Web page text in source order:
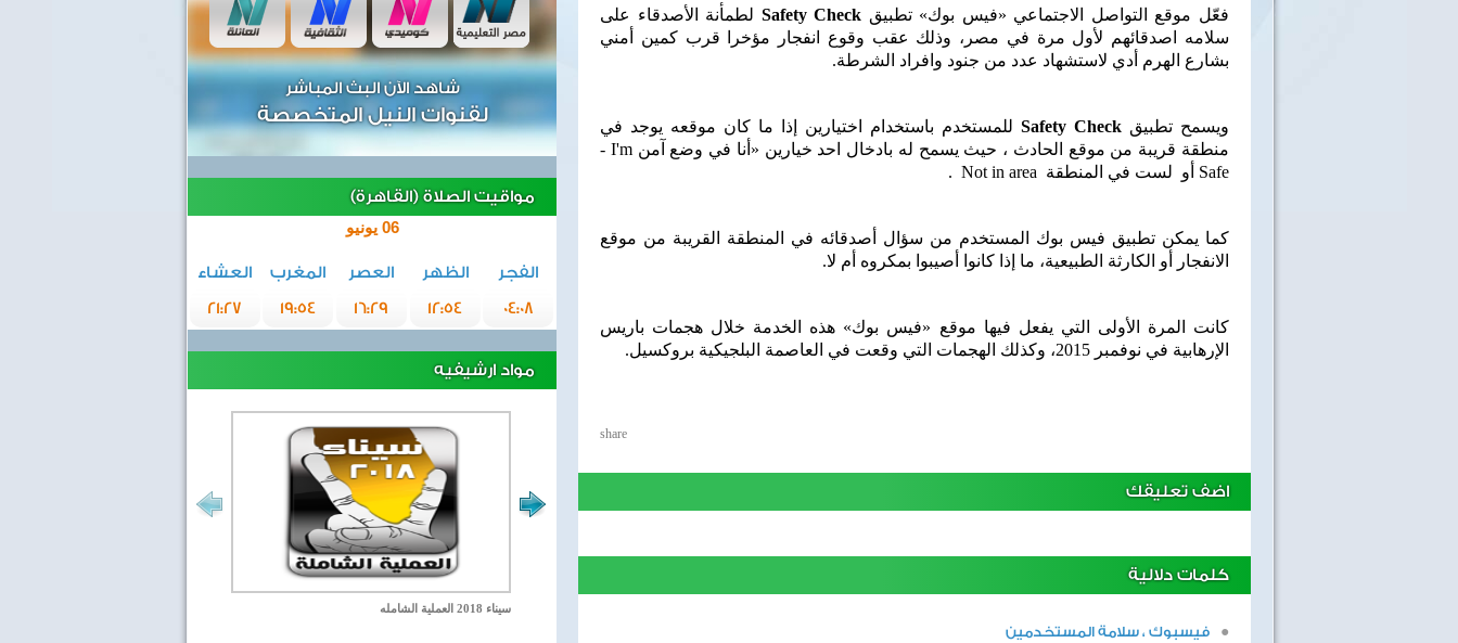
فعّل موقع التواصل الاجتماعي «فيس بوك» تطبيق Safety Check لطمأنة الأصدقاء على
سلامه اصدقائهم لأول مرة في مصر، وذلك عقب وقوع انفجار مؤخرا قرب كمين أمني
بشارع الهرم أدي لاستشهاد عدد من جنود وافراد الشرطة.
ويسمح تطبيق Safety Check للمستخدم باستخدام اختيارين إذا ما كان موقعه يوجد في
منطقة قريبة من موقع الحادث ، حيث يسمح له بادخال احد خيارين «أنا في وضع آمن- I'm
Safe أو لست في المنطقة Not in area
.
كما يمكن تطبيق فيس بوك المستخدم من سؤال أصدقائه في المنطقة القريبة من موقع
الانفجار أو الكارثة الطبيعية، ما إذا كانوا أصيبوا بمكروه أم لا.
كانت المرة الأولى التي يفعل فيها موقع «فيس بوك» هذه الخدمة خلال هجمات باريس
الإرهابية في نوفمبر 2015، وكذلك الهجمات التي وقعت في العاصمة البلجيكية بروكسيل
.
share
اضف تعليقك
كلمات دلالية
فيسبوك ، سلامة المستخدمين
شاهد الآن البث المباشر
لقنوات النيل المتخصصة
مواقيت الصلاة (القاهرة)
06 يونيو
الفجر الظهر العصر المغرب
العشاء
04:08
12:54
16:29
19:54
21:27
مواد ارشيفيه
سيناء 2018 العملية الشامله